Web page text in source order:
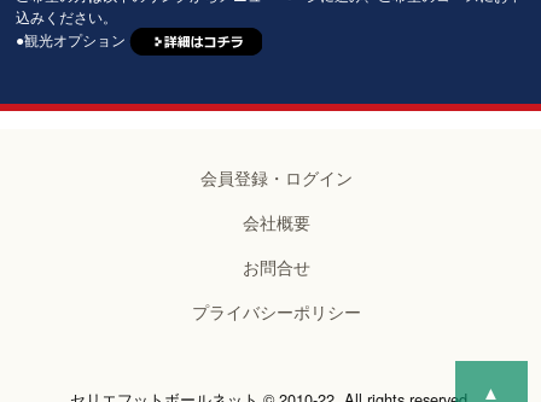
込みください。
●観光オプション
会員登録・ログイン
会社概要
お問合せ
プライバシーポリシー
▲